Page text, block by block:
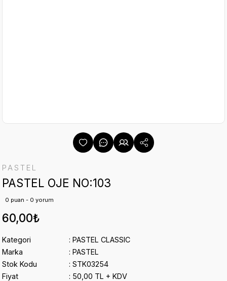
PASTEL
PASTEL OJE NO:103
0 puan - 0 yorum
60,00₺
Kategori
PASTEL CLASSIC
Marka
PASTEL
Stok Kodu
STK03254
Fiyat
50,00 TL + KDV